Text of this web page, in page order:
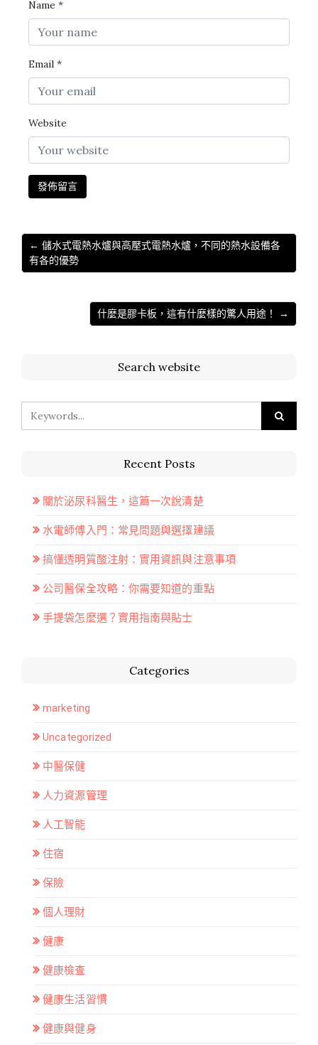
Name *
Email *
Website
← 儲水式電熱水爐與高壓式電熱水爐，不同的熱水設備各
有各的優勢
什麼是膠卡板，這有什麼樣的驚人用途！ →
Search website
Recent Posts
關於泌尿科醫生，這篇一次說清楚
水電師傅入門：常見問題與選擇建議
搞懂透明質酸注射：實用資訊與注意事項
公司醫保全攻略：你需要知道的重點
手提袋怎麼選？實用指南與貼士
Categories
marketing
Uncategorized
中醫保健
人力資源管理
人工智能
住宿
保險
個人理財
健康
健康檢查
健康生活習慣
健康與健身